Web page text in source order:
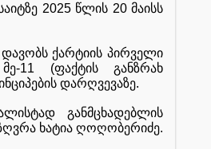
2025 წლის 20 მაისს
დავობს ქარტიის პირველი
მე-11 (ფაქტის
განზრახ
დარღვევაზე.
განმცხადებლის
ხატია ღოღობერიძე.